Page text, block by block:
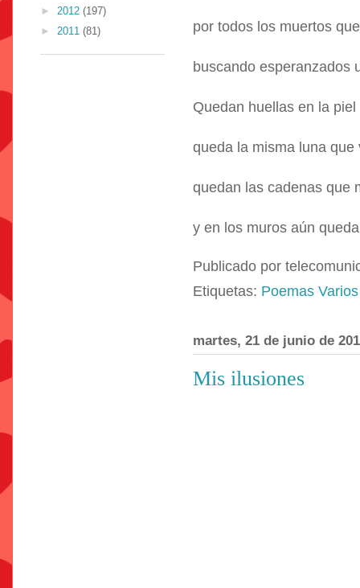
por todos los muertos
buscando esperanzados
Quedan huellas en la piel
queda la misma luna que
quedan las cadenas que
y en los muros aún
Publicado por
Etiquetas: Poemas Varios
martes, 21 de junio de
Mis ilusiones
► 2012 (197)
► 2011 (81)